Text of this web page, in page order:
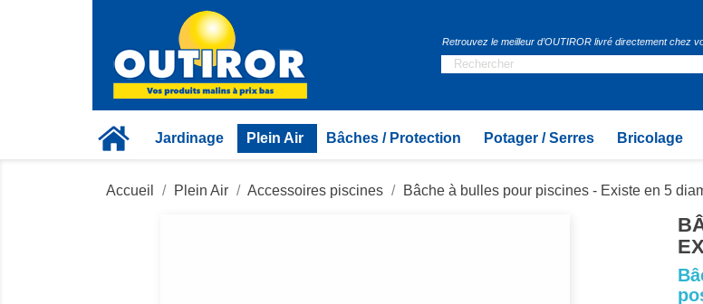
Retrouvez le meilleur d’OUTIROR livré directement chez
Jardinage Plein Air Bâches / Protection Potager / Serres Bricolage
Accueil Plein Air Accessoires piscines Bâche à bulles pour piscines - Existe en 5